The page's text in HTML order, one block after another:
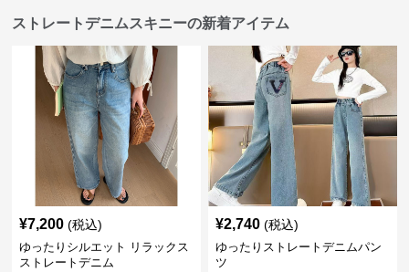
ストレートデニムスキニーの新着アイテム
¥7,200 (税込)
ゆったりシルエット リラックス
ストレートデニム
¥2,740 (税込)
ゆったりストレートデニムパン
ツ